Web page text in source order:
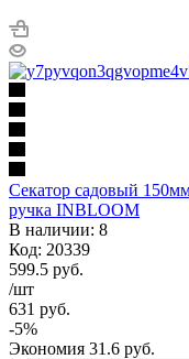
Секатор садовый
ручка INBLOOM
В наличии: 8
Код: 20339
599.5 руб.
/шт
631 руб.
-5%
Экономия 31.6 руб.